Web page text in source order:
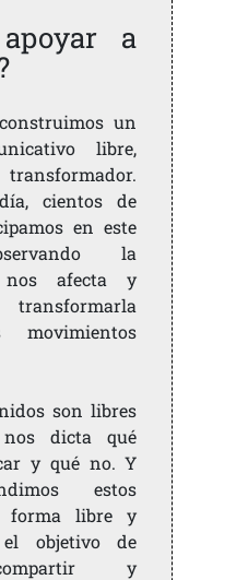
apoyar a
un
libre,
cientos de
en este
la
nos afecta y
son libres
dicta qué
y qué no. Y
estos
forma libre y
objetivo de
y